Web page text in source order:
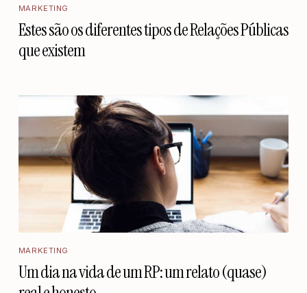
MARKETING
Estes são os diferentes tipos de Relações Públicas
que existem
MARKETING
Um dia na vida de um RP: um relato (quase)